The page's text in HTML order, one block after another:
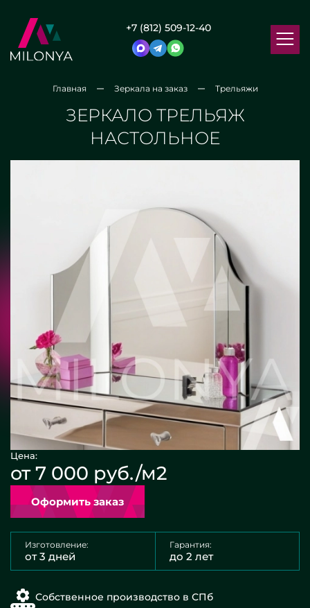
+7 (812) 509-12-40
Главная Зеркала на заказ Трельяжи
ЗЕРКАЛО ТРЕЛЬЯЖ
НАСТОЛЬНОЕ
Цена:
от 7 000 руб./м2
Оформить заказ
Изготовление:
от 3 дней
Гарантия:
до 2 лет
Собственное производство в СПб